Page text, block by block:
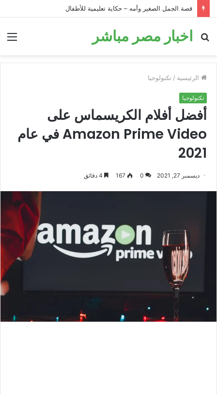
قصة الحمار في البئر: قصة تحفيزية للأطفال قبل النوم
اخبار مصر مباشر
بحث
الرئيسية / تكنولوجيا
تكنولوجيا
أفضل أفلام الكريسماس على
Amazon Prime Video في عام
2021
ديسمبر 27, 2021 0
167